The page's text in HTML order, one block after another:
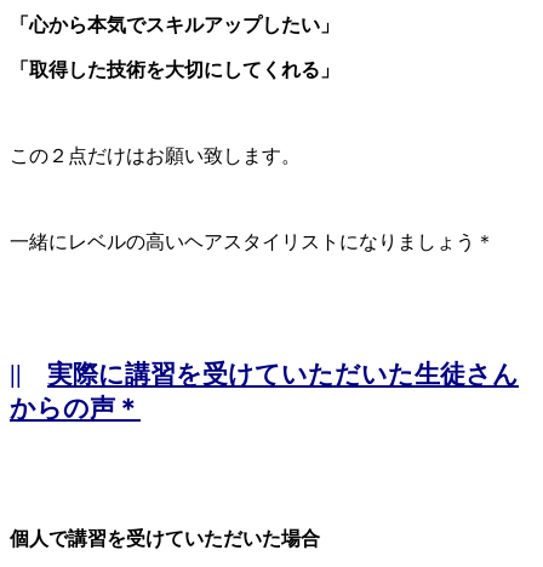
「心から本気でスキルアップしたい」
「取得した技術を大切にしてくれる」
この２点だけはお願い致します。
一緒にレベルの高いヘアスタイリストになりましょう＊
|| 実際に講習を受けていただいた生徒さん
からの声＊
個人で講習を受けていただいた場合